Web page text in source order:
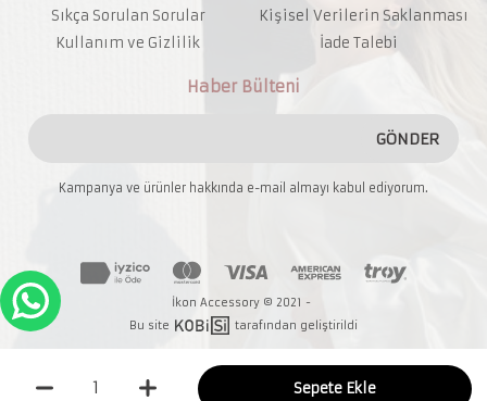
Sepete Ekle
Sıkça Sorulan Sorular
Kullanım ve Gizlilik
Kişisel Verilerin Saklanması
İade Talebi
Haber Bülteni
GÖNDER
Kampanya ve ürünler hakkında e-mail almayı kabul ediyorum.
İkon Accessory © 2021 -
Bu site
tarafından geliştirildi